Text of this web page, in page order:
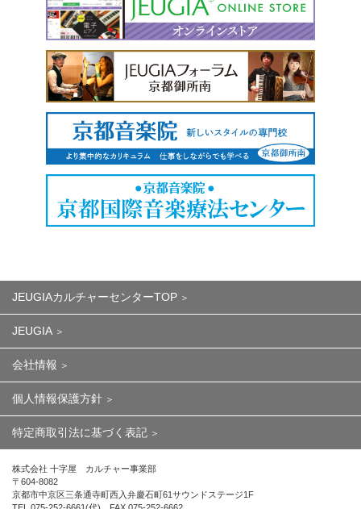
JEUGIAカルチャーセンターTOP
JEUGIA
会社情報
個人情報保護方針
特定商取引法に基づく表記
株式会社 十字屋 カルチャー事業部
〒604-8082
京都市中京区三条通寺町西入弁慶石町61サウンドステージ1F